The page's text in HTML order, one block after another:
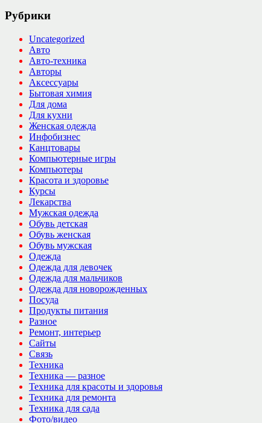
Рубрики
Uncategorized
Авто
Авто-техника
Авторы
Аксессуары
Бытовая химия
Для дома
Для кухни
Женская одежда
Инфобизнес
Канцтовары
Компьютерные игры
Компьютеры
Красота и здоровье
Курсы
Лекарства
Мужская одежда
Обувь детская
Обувь женская
Обувь мужская
Одежда
Одежда для девочек
Одежда для мальчиков
Одежда для новорожденных
Посуда
Продукты питания
Разное
Ремонт, интерьер
Сайты
Связь
Техника
Техника — разное
Техника для красоты и здоровья
Техника для ремонта
Техника для сада
Фото/видео